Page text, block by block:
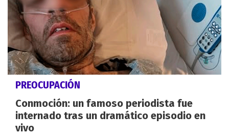
PREOCUPACIÓN
Conmoción: un famoso periodista fue
internado tras un dramático episodio en
vivo